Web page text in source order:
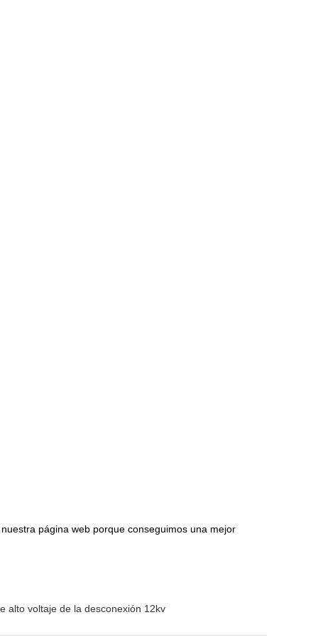
página web porque conseguimos una mejor
alto voltaje de la desconexión 12kv